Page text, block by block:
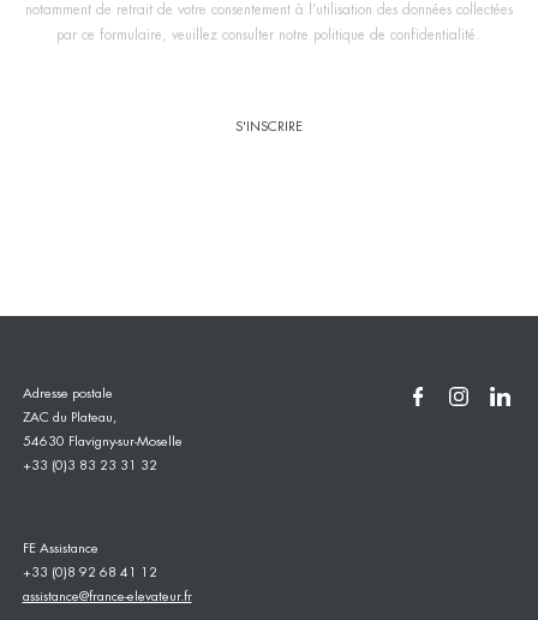
notamment de retrait de votre consentement à l’utilisation des données collectées
par ce formulaire, veuillez consulter notre politique de confidentialité.
Adresse postale
ZAC du Plateau,
54630 Flavigny-sur-Moselle
+33 (0)3 83 23 31 32
FE Assistance
+33 (0)8 92 68 41 12
assistance@france-elevateur.fr